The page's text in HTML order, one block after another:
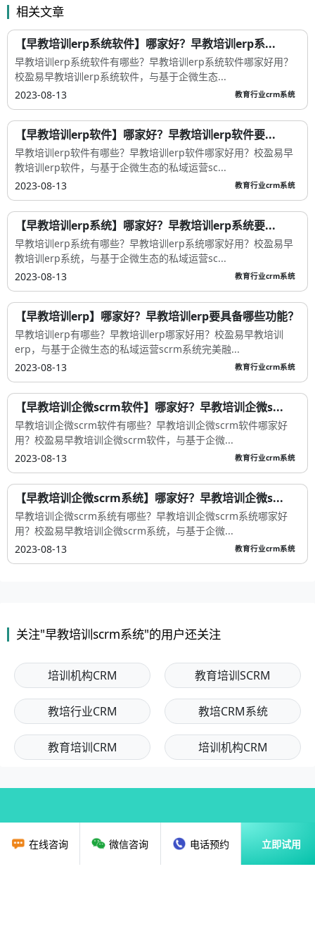
相关文章
【早教培训erp系统软件】哪家好？早教培训erp系...
早教培训erp系统软件有哪些？早教培训erp系统软件哪家好用？
校盈易早教培训erp系统软件，与基于企微生态...
2023-08-13
教育行业crm系统
【早教培训erp软件】哪家好？早教培训erp软件要...
早教培训erp软件有哪些？早教培训erp软件哪家好用？校盈易早
教培训erp软件，与基于企微生态的私域运营sc...
2023-08-13
教育行业crm系统
【早教培训erp系统】哪家好？早教培训erp系统要...
早教培训erp系统有哪些？早教培训erp系统哪家好用？校盈易早
教培训erp系统，与基于企微生态的私域运营sc...
2023-08-13
教育行业crm系统
【早教培训erp】哪家好？早教培训erp要具备哪些功能？
早教培训erp有哪些？早教培训erp哪家好用？校盈易早教培训
erp，与基于企微生态的私域运营scrm系统完美融...
2023-08-13
教育行业crm系统
【早教培训企微scrm软件】哪家好？早教培训企微s...
早教培训企微scrm软件有哪些？早教培训企微scrm软件哪家好
用？校盈易早教培训企微scrm软件，与基于企微...
2023-08-13
教育行业crm系统
【早教培训企微scrm系统】哪家好？早教培训企微s...
早教培训企微scrm系统有哪些？早教培训企微scrm系统哪家好
用？校盈易早教培训企微scrm系统，与基于企微...
2023-08-13
教育行业crm系统
关注"早教培训scrm系统"的用户还关注
培训机构CRM 教育培训SCRM
教培行业CRM 教培CRM系统
教育培训CRM 培训机构CRM
在线咨询 微信咨询 电话预约 立即试用